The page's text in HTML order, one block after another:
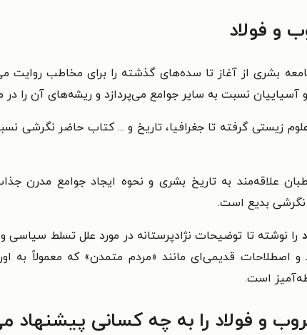
و فولاد
بشری از آغاز تا سده‌های گذشته را برای مخاطب روایت
آسیاییان نسبت به سایر جوامع می‌پردازد و ریشه‌های آن را
زیستی گرفته تا جغرافیا، تاریخ و ... کتاب حاضر نگرشی
علاقه‌مند به تاریخ بشری و نحوه ایجاد جوامع مدرن
نگرشی بدیع است.
را نوشته تا توضیحات نژادپرستانه در مورد علل تسلط سیاسی
و اصطلاحات قدیمی‌ای مانند «مردم متمدن» که معمولاً به
است.
و فولاد را به چه کسانی پیشنهاد